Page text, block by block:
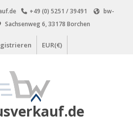
+49 (0) 5251 / 39491
bw-
Sachsenweg 6, 33178 Borchen
EUR(€)